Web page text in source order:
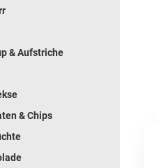
& Aufstriche
& Chips